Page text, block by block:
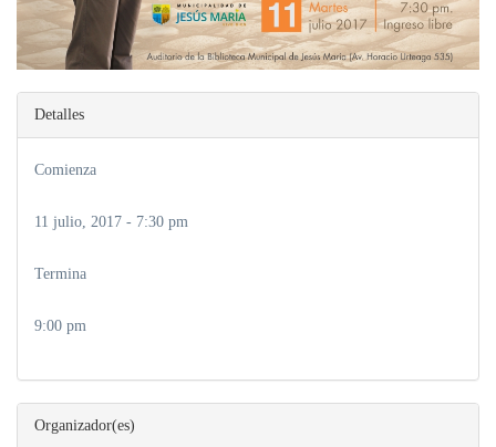
Detalles
Comienza
11 julio, 2017 - 7:30 pm
Termina
9:00 pm
Organizador(es)